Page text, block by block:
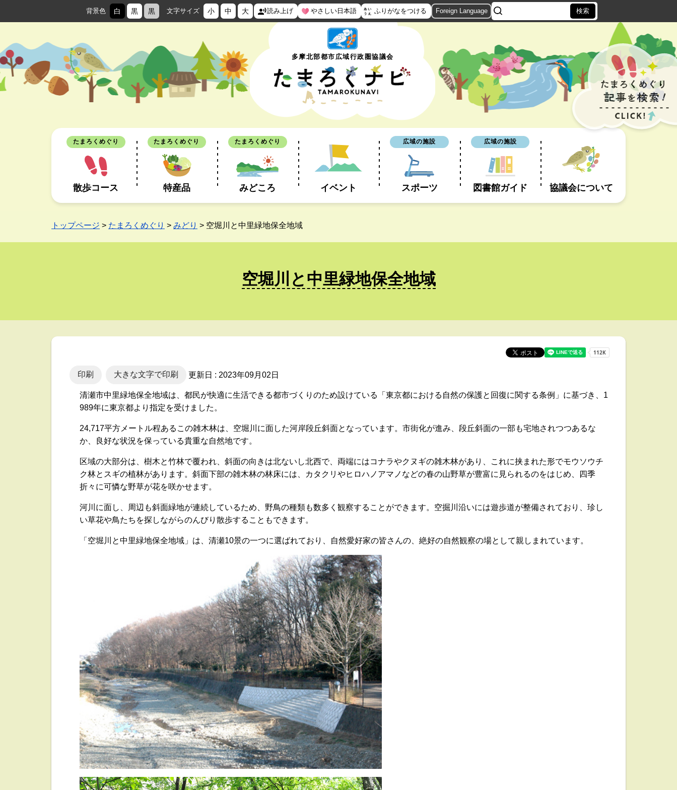
背景色 白 黒 黒 文字サイズ 小 中 大 読み上げ やさしい日本語 ふりがなをつける Foreign Language
多摩北部都市広域行政圏協議会
たまろくめぐり
散歩コース
たまろくめぐり
特産品
たまろくめぐり
みどころ イベント
広域の施設
スポーツ
広域の施設
図書館ガイド 協議会について
トップページ > たまろくめぐり > みどり > 空堀川と中里緑地保全地域
空堀川と中里緑地保全地域
印刷 大きな文字で印刷 更新日 : 2023年09月02日
清瀬市中里緑地保全地域は、都民が快適に生活できる都市づくりのため設けている「東京都における自然の保護と回復に関する条例」に基づき、1
989年に東京都より指定を受けました。
24,717平方メートル程あるこの雑木林は、空堀川に面した河岸段丘斜面となっています。市街化が進み、段丘斜面の一部も宅地されつつあるな
か、良好な状況を保っている貴重な自然地です。
区域の大部分は、樹木と竹林で覆われ、斜面の向きは北ないし北西で、両端にはコナラやクヌギの雑木林があり、これに挟まれた形でモウソウチ
ク林とスギの植林があります。斜面下部の雑木林の林床には、カタクリやヒロハノアマノなどの春の山野草が豊富に見られるのをはじめ、四季
折々に可憐な野草が花を咲かせます。
河川に面し、周辺も斜面緑地が連続しているため、野鳥の種類も数多く観察することができます。空掘川沿いには遊歩道が整備されており、珍し
い草花や鳥たちを探しながらのんびり散歩することもできます。
「空堀川と中里緑地保全地域」は、清瀬10景の一つに選ばれており、自然愛好家の皆さんの、絶好の自然観察の場として親しまれています。